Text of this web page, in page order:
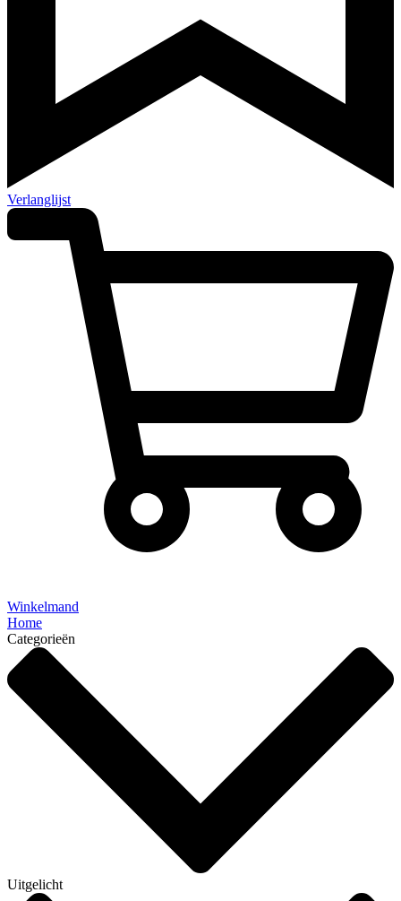
Verlanglijst
Winkelmand
Home
Categorieën
Uitgelicht